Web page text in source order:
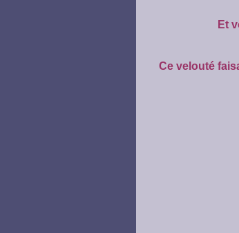
Et
Ce velouté